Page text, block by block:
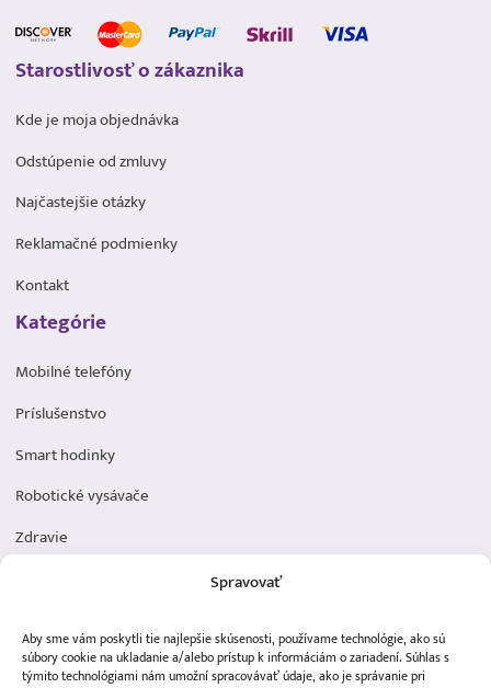
Spravovať
Aby sme vám poskytli tie najlepšie skúsenosti, používame technológie, ako sú
súbory cookie na ukladanie a/alebo prístup k informáciám o zariadení. Súhlas s
týmito technológiami nám umožní spracovávať údaje, ako je správanie pri
Starostlivosť o zákaznika
Kde je moja objednávka
Odstúpenie od zmluvy
Najčastejšie otázky
Reklamačné podmienky
Kontakt
Kategórie
Mobilné telefóny
Príslušenstvo
Smart hodinky
Robotické vysávače
Zdravie
Dôležité odkazy